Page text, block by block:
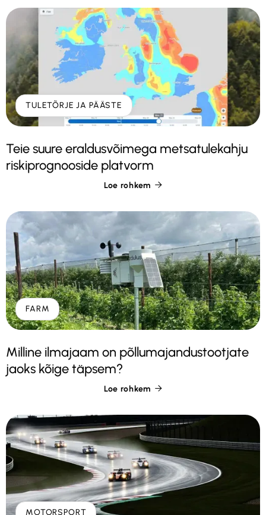
TULETÕRJE JA PÄÄSTE
Teie suure eraldusvõimega metsatulekahju
riskiprognooside platvorm
Loe rohkem 
FARM
Milline ilmajaam on põllumajandustootjate
jaoks kõige täpsem?
Loe rohkem 
MOTORSPORT